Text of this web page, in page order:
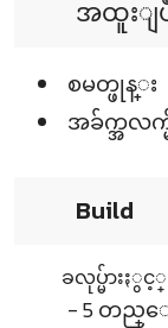
အထူးျပဳ
စမတ္ဖုန္း
အခ်က္အလ
Build
ခလုပ္မ်ား
- 5 တည္ေန